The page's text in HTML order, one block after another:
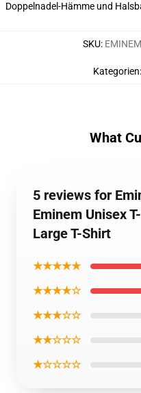
Doppelnadel-Hämme und
SKU:
Kategorien:
What
5 reviews for
Eminem Unisex
Large T-Shirt
★★★★★
★★★★☆
★★★☆☆
★★☆☆☆
★☆☆☆☆